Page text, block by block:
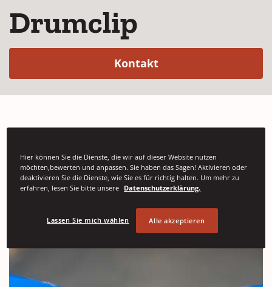
Drumclip
Kontakt(Opens in a new
von Fässern auf einer Palette in einem
Anhänger und bietet somit ein Plus an
Sicherheit gegen Verschiebungen während
Hier können Sie die Dienste, die wir auf dieser Website nutzen
möchten,bewerten und anpassen. Sie haben das Sagen! Aktivieren oder
deaktivieren Sie die Dienste, wie Sie es für richtig halten. Um mehr zu
erfahren, lesen Sie bitte unsere Datenschutzerklärung.
Lassen Sie mich wählen Alle akzeptieren